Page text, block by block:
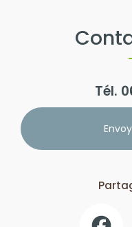
Tél.